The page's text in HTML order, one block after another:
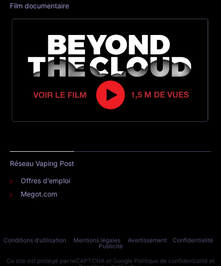
Film documentaire
Réseau Vaping Post
Offres d'emploi
Megot.com
Conditions d'utilisation Mentions légales Avertissement
Confidentialité
Publicité
Ce site est protégé par reCAPTCHA et Google Politique de confidentialité et